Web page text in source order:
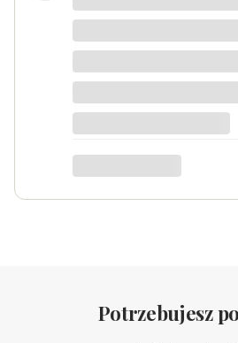
Danka
Serduszko Grawer
Potrzebujesz